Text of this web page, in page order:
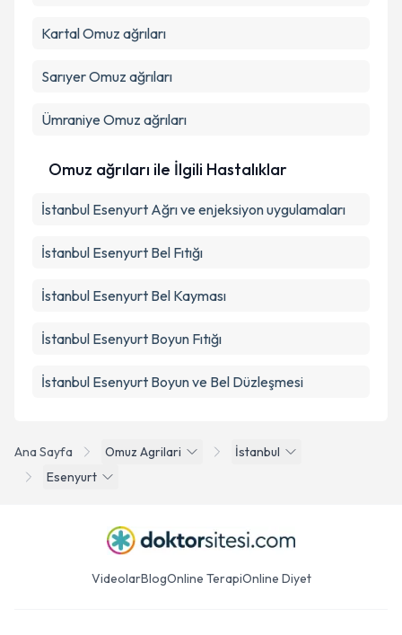
Ana Sayfa Omuz Agrilari
İstanbul
Esenyurt
KartalOmuz ağrıları
SarıyerOmuz ağrıları
Ümraniye Omuz ağrıları
Omuz ağrıları ile İlgili Hastalıklar
İstanbul Esenyurt Ağrı ve enjeksiyon uygulamaları
İstanbul Esenyurt Bel Fıtığı
İstanbul Esenyurt Bel Kayması
İstanbul Esenyurt Boyun Fıtığı
İstanbul Esenyurt Boyun ve Bel Düzleşmesi
VideolarBlogOnline TerapiOnline Diyet